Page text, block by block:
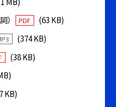
）
PDF
(63 KB)
(374 KB)
(38 KB)
KB)